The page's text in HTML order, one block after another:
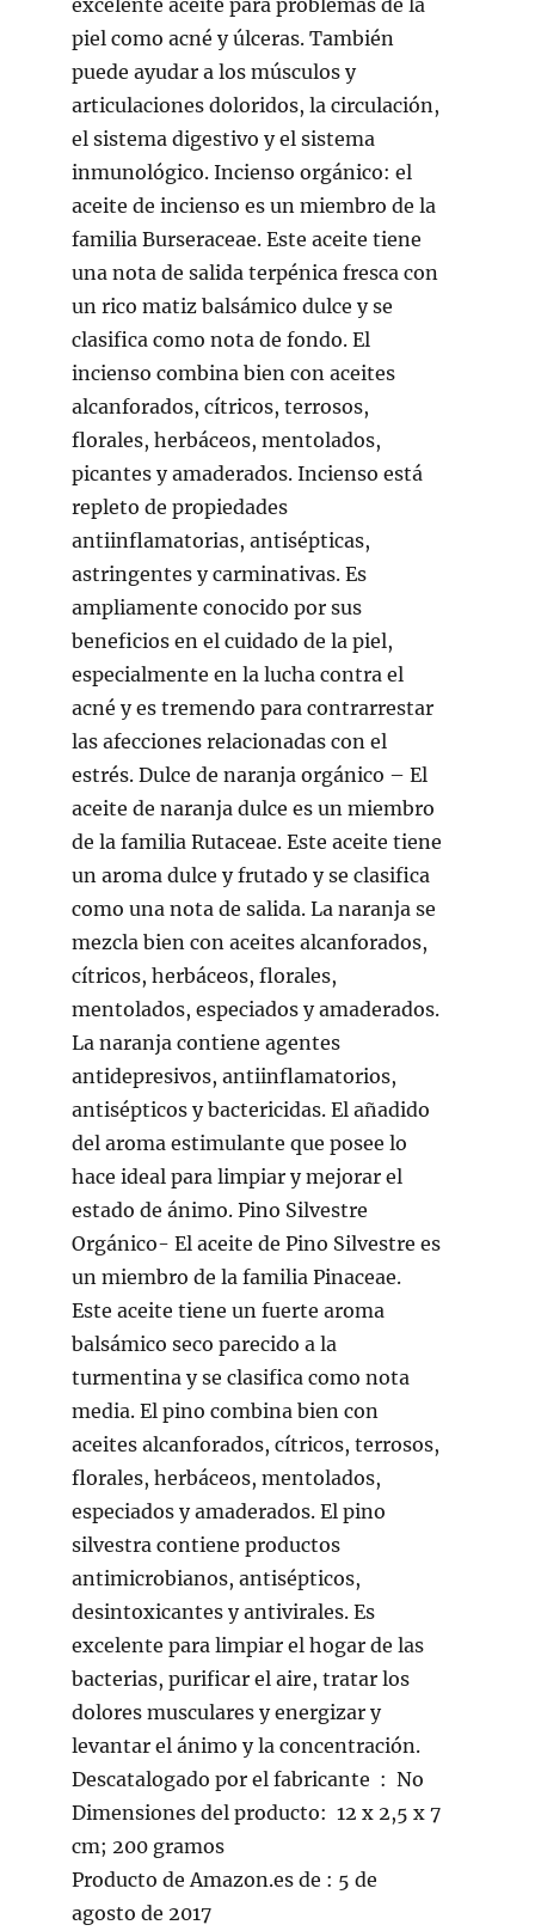
excelente aceite para problemas de la
piel como acné y úlceras. También
puede ayudar a los músculos y
articulaciones doloridos, la circulación,
el sistema digestivo y el sistema
inmunológico. Incienso orgánico: el
aceite de incienso es un miembro de la
familia Burseraceae. Este aceite tiene
una nota de salida terpénica fresca con
un rico matiz balsámico dulce y se
clasifica como nota de fondo. El
incienso combina bien con aceites
alcanforados, cítricos, terrosos,
florales, herbáceos, mentolados,
picantes y amaderados. Incienso está
repleto de propiedades
antiinflamatorias, antisépticas,
astringentes y carminativas. Es
ampliamente conocido por sus
beneficios en el cuidado de la piel,
especialmente en la lucha contra el
acné y es tremendo para contrarrestar
las afecciones relacionadas con el
estrés. Dulce de naranja orgánico – El
aceite de naranja dulce es un miembro
de la familia Rutaceae. Este aceite tiene
un aroma dulce y frutado y se clasifica
como una nota de salida. La naranja se
mezcla bien con aceites alcanforados,
cítricos, herbáceos, florales,
mentolados, especiados y amaderados.
La naranja contiene agentes
antidepresivos, antiinflamatorios,
antisépticos y bactericidas. El añadido
del aroma estimulante que posee lo
hace ideal para limpiar y mejorar el
estado de ánimo. Pino Silvestre
Orgánico- El aceite de Pino Silvestre es
un miembro de la familia Pinaceae.
Este aceite tiene un fuerte aroma
balsámico seco parecido a la
turmentina y se clasifica como nota
media. El pino combina bien con
aceites alcanforados, cítricos, terrosos,
florales, herbáceos, mentolados,
especiados y amaderados. El pino
silvestra contiene productos
antimicrobianos, antisépticos,
desintoxicantes y antivirales. Es
excelente para limpiar el hogar de las
bacterias, purificar el aire, tratar los
dolores musculares y energizar y
levantar el ánimo y la concentración.
Descatalogado por el fabricante ‏ : ‎ No
Dimensiones del producto: ‎ 12 x 2,5 x 7
cm; 200 gramos
Producto de Amazon.es de ‎: 5 de
agosto de 2017